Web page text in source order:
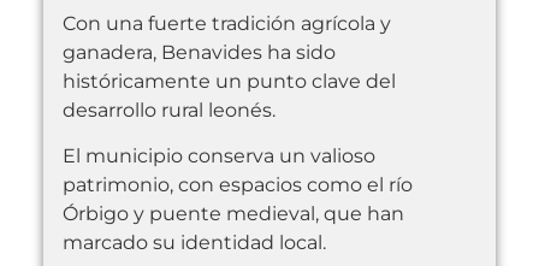
Con una fuerte tradición agrícola y
ganadera, Benavides ha sido
históricamente un punto clave del
desarrollo rural leonés.
El municipio conserva un valioso
patrimonio, con espacios como el río
Órbigo y puente medieval, que han
marcado su identidad local.